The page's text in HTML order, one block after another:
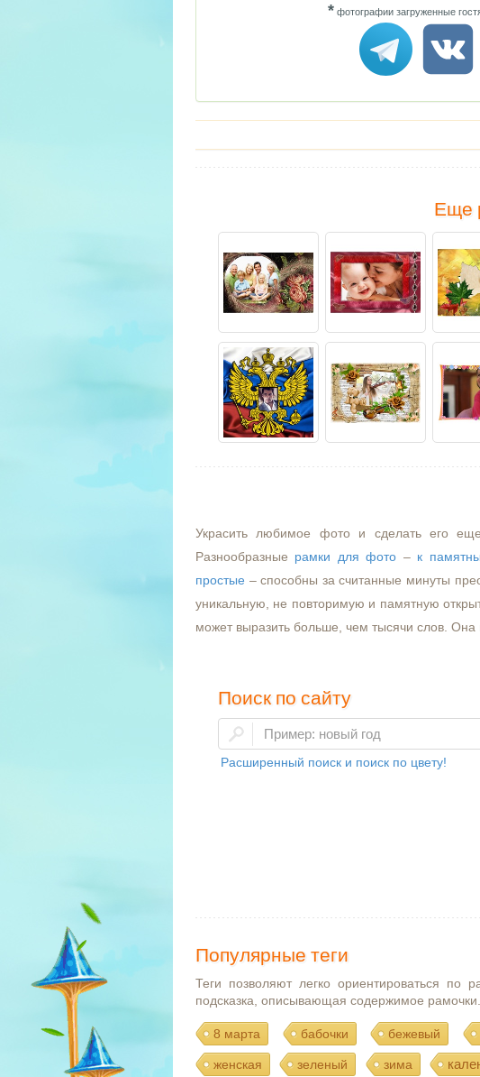
* фотографии загруженные
Еще
Украсить любимое фото и сделать его
Разнообразные рамки для фото – к
простые – способны за считанные минуты
уникальную, не повторимую и памятную
может выразить больше, чем тысячи слов.
Поиск по сайту
Расширенный поиск и поиск по цвету!
Популярные теги
Теги позволяют легко ориентироваться
подсказка, описывающая содержимое рамочки.
8 марта бабочки бежевый
женская зеленый зима